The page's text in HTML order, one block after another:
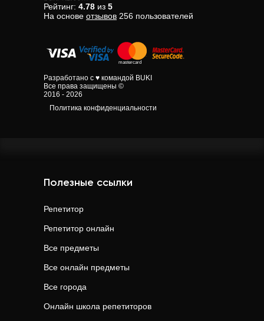
Рейтинг: 4.78 из 5
На основе отзывов 256 пользователей
Разработано с ♥ командой BUKI
Все права защищены ©
2016 - 2026
Политика конфиденциальности
Полезные ссылки
Репетитор
Репетитор онлайн
Все предметы
Все онлайн предметы
Все города
Онлайн школа репетиторов